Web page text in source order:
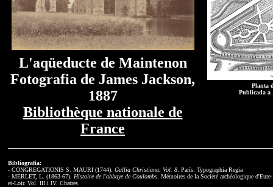
L'aqüeducte de Maintenon
Fotografia de James Jackson,
1887
Bibliothèque nationale de
France
Planta
Publicada a
Bibliografia:
- CONGREGATIONIS S. MAURI (1744). Gallia Christiana. Vol. 8 . París: Typographia Regia
- MERLET, L. (1863-67). Histoire de l'abbaye de Coulombs . Mémoires de la Société archéologique d'Eure-
et-Loir. Vol. III i IV. Chatres